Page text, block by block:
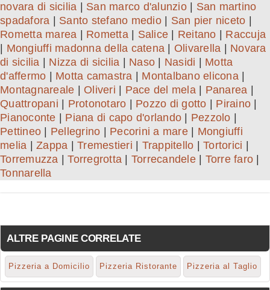
novara di sicilia
San marco d'alunzio| San martino
spadafora
Santo stefano medio| San pier niceto
Rometta marea
Rometta| Salice Reitano
Raccuja
Mongiuffi madonna della catena Olivarella
Novara
di sicilia
Nizza di sicilia Naso Nasidi
Motta
d'affermo
Motta camastra Montalbano elicona|
Montagnareale
Oliveri Pace del mela| Panarea
Quattropani
Protonotaro Pozzo di gotto Piraino
Pianoconte
Piana di capo d'orlando Pezzolo
Pettineo
Pellegrino Pecorini a mare| Mongiuffi
melia
Zappa Tremestieri Trappitello Tortorici
Torremuzza |Torregrotta Torrecandele| Torre faro
Tonnarella
ALTRE PAGINE CORRELATE
Pizzeria a Domicilio Pizzeria Ristorante Pizzeria al Taglio